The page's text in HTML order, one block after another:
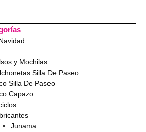
y Mochilas
Silla De Paseo
Silla De Paseo
Capazo
Junama